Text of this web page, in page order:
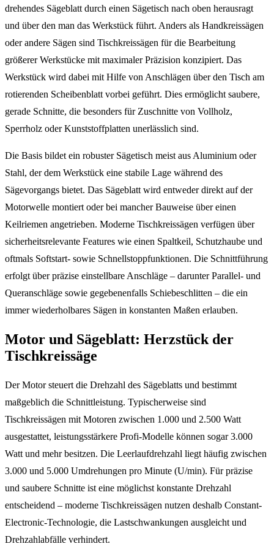
drehendes Sägeblatt durch einen Sägetisch nach oben herausragt
und über den man das Werkstück führt. Anders als Handkreissägen
oder andere Sägen sind Tischkreissägen für die Bearbeitung
größerer Werkstücke mit maximaler Präzision konzipiert. Das
Werkstück wird dabei mit Hilfe von Anschlägen über den Tisch am
rotierenden Scheibenblatt vorbei geführt. Dies ermöglicht saubere,
gerade Schnitte, die besonders für Zuschnitte von Vollholz,
Sperrholz oder Kunststoffplatten unerlässlich sind.
Die Basis bildet ein robuster Sägetisch meist aus Aluminium oder
Stahl, der dem Werkstück eine stabile Lage während des
Sägevorgangs bietet. Das Sägeblatt wird entweder direkt auf der
Motorwelle montiert oder bei mancher Bauweise über einen
Keilriemen angetrieben. Moderne Tischkreissägen verfügen über
sicherheitsrelevante Features wie einen Spaltkeil, Schutzhaube und
oftmals Softstart- sowie Schnellstoppfunktionen. Die Schnittführung
erfolgt über präzise einstellbare Anschläge – darunter Parallel- und
Queranschläge sowie gegebenenfalls Schiebeschlitten – die ein
immer wiederholbares Sägen in konstanten Maßen erlauben.
Motor und Sägeblatt: Herzstück der
Tischkreissäge
Der Motor steuert die Drehzahl des Sägeblatts und bestimmt
maßgeblich die Schnittleistung. Typischerweise sind
Tischkreissägen mit Motoren zwischen 1.000 und 2.500 Watt
ausgestattet, leistungsstärkere Profi-Modelle können sogar 3.000
Watt und mehr besitzen. Die Leerlaufdrehzahl liegt häufig zwischen
3.000 und 5.000 Umdrehungen pro Minute (U/min). Für präzise
und saubere Schnitte ist eine möglichst konstante Drehzahl
entscheidend – moderne Tischkreissägen nutzen deshalb Constant-
Electronic-Technologie, die Lastschwankungen ausgleicht und
Drehzahlabfälle verhindert.